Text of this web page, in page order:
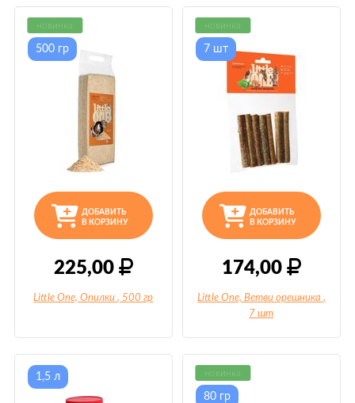
новинка
ДОБАВИТЬ
В КОРЗИНУ
225,00
500 гр
Little One, Опилки , 500 гр
новинка
ДОБАВИТЬ
В КОРЗИНУ
174,00
7 шт
Little One, Ветви орешника ,
7 шт
1,5 л новинка
80 гр